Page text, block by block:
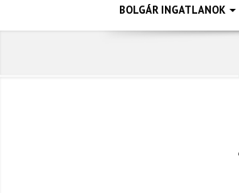
BOLGÁR INGATLANOK